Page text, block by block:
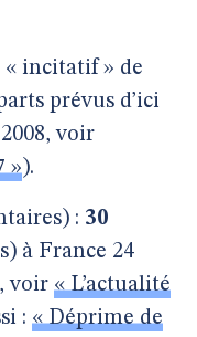
« incitatif » de
prévus d’ici
voir
»).
: 30
à France 24
voir « L’actualité
: « Déprime de